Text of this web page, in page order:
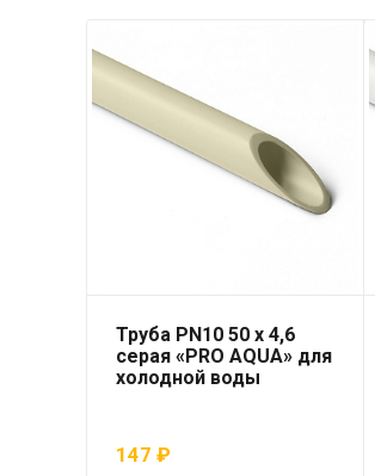
Труба PN10 50 x 4,6
серая «PRO AQUA» для
холодной воды
147 ₽